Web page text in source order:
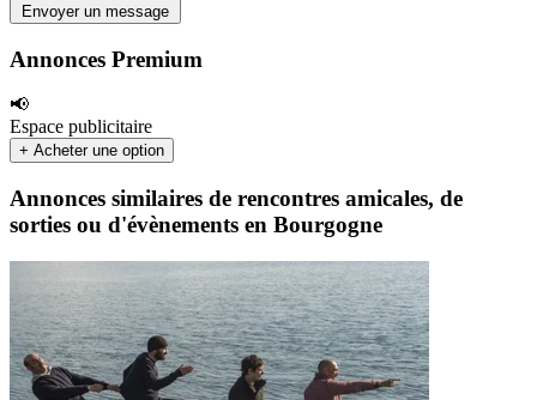
Annonces Premium
📢
Espace publicitaire
+ Acheter une option
Envoyer un message
Annonces similaires de rencontres amicales, de
sorties ou d'évènements en Bourgogne